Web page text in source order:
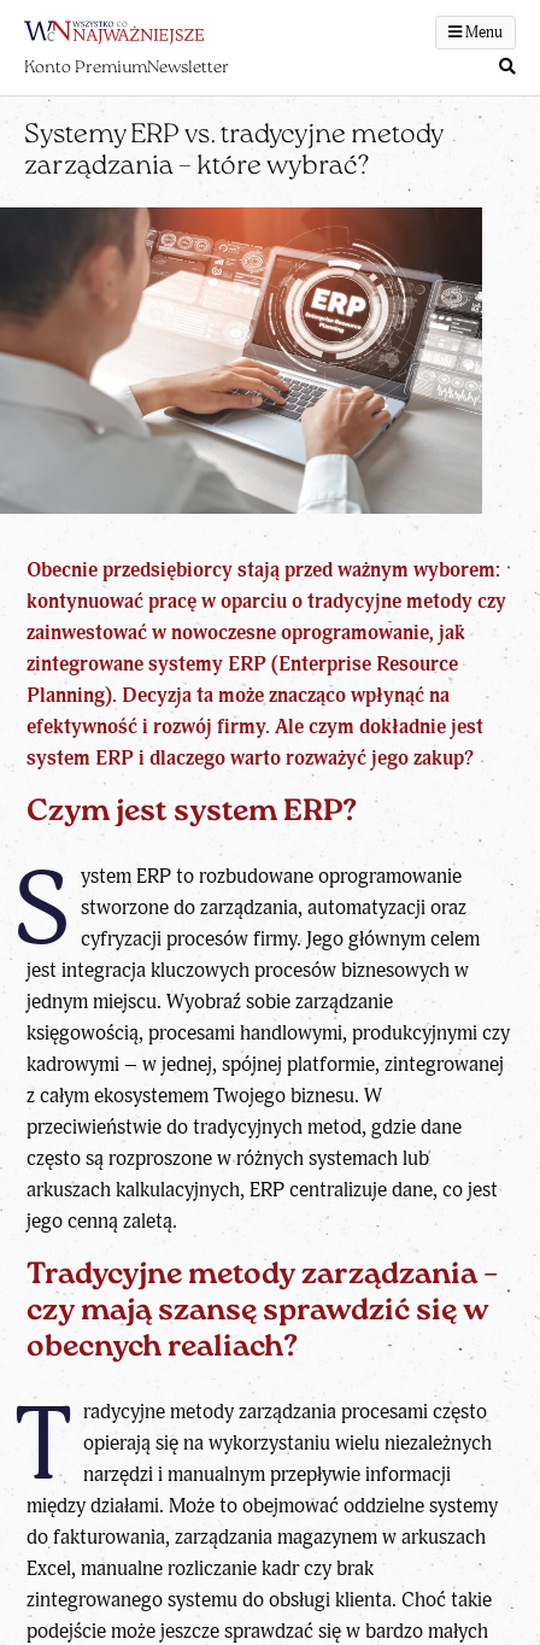
Menu
Konto PremiumNewsletter
Systemy ERP vs. tradycyjne metody
zarządzania – które wybrać?
Obecnie przedsiębiorcy stają przed ważnym wyborem:
kontynuować pracę w oparciu o tradycyjne metody czy
zainwestować w nowoczesne oprogramowanie, jak
zintegrowane systemy ERP (Enterprise Resource
Planning). Decyzja ta może znacząco wpłynąć na
efektywność i rozwój firmy. Ale czym dokładnie jest
system ERP i dlaczego warto rozważyć jego zakup?
Czym jest system ERP?
S ystem ERP to rozbudowane oprogramowanie
stworzone do zarządzania, automatyzacji oraz
cyfryzacji procesów firmy. Jego głównym celem
jest integracja kluczowych procesów biznesowych w
jednym miejscu. Wyobraź sobie zarządzanie
księgowością, procesami handlowymi, produkcyjnymi czy
kadrowymi – w jednej, spójnej platformie, zintegrowanej
z całym ekosystemem Twojego biznesu. W
przeciwieństwie do tradycyjnych metod, gdzie dane
często są rozproszone w różnych systemach lub
arkuszach kalkulacyjnych, ERP centralizuje dane, co jest
jego cenną zaletą.
Tradycyjne metody zarządzania –
czy mają szansę sprawdzić się w
obecnych realiach?
T radycyjne metody zarządzania procesami często
opierają się na wykorzystaniu wielu niezależnych
narzędzi i manualnym przepływie informacji
między działami. Może to obejmować oddzielne systemy
do fakturowania, zarządzania magazynem w arkuszach
Excel, manualne rozliczanie kadr czy brak
zintegrowanego systemu do obsługi klienta. Choć takie
podejście może jeszcze sprawdzać się w bardzo małych